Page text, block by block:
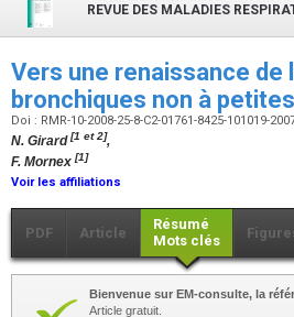
REVUE DES MALADIES
Vers une renaissance
bronchiques non à
Doi : RMR-10-2008-25-8-C2-01761-8425-101019-
N. Girard[1 et 2],
F. Mornex [1]
Voir les affiliations
PDF Article
Résumé
Mots clés
Bienvenue sur EM-consulte, la
Article gratuit.